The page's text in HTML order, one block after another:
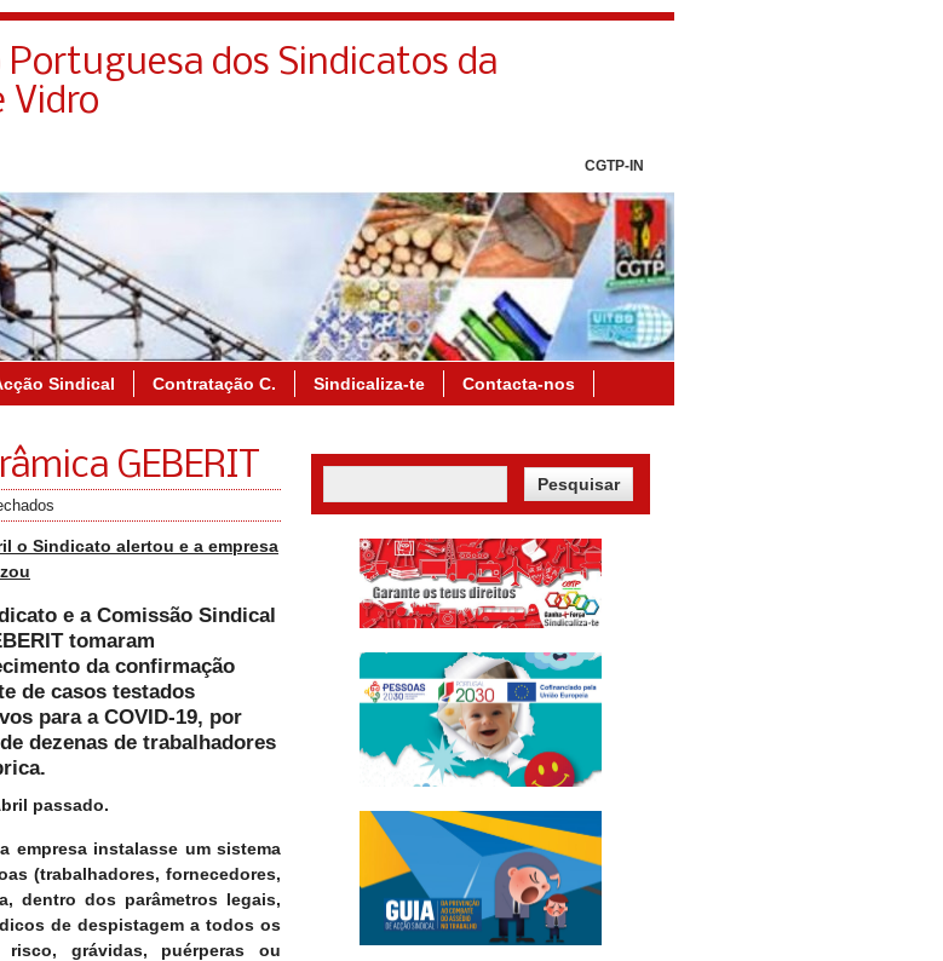
Portuguesa dos Sindicatos da
Vidro
CGTP-IN
Sindical Contratação C. Sindicaliza-te Contacta-nos
GEBERIT
o Sindicato alertou e a empresa
e a Comissão Sindical
tomaram
da confirmação
de casos testados
para a COVID-19, por
dezenas de trabalhadores
passado.
empresa instalasse um sistema
(trabalhadores, fornecedores,
dentro dos parâmetros legais,
de despistagem a todos os
grávidas, puérperas ou